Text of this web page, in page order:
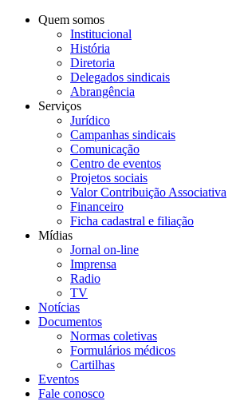
Quem somos
Institucional
História
Diretoria
Delegados sindicais
Abrangência
Serviços
Jurídico
Campanhas sindicais
Comunicação
Centro de eventos
Projetos sociais
Valor Contribuição Associativa
Financeiro
Ficha cadastral e filiação
Mídias
Jornal on-line
Imprensa
Radio
TV
Notícias
Documentos
Normas coletivas
Formulários médicos
Cartilhas
Eventos
Fale conosco